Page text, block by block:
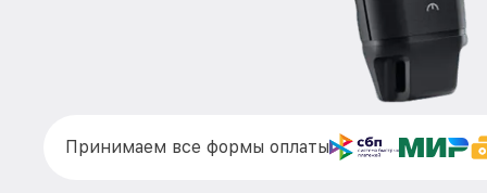
Принимаем все формы оплаты